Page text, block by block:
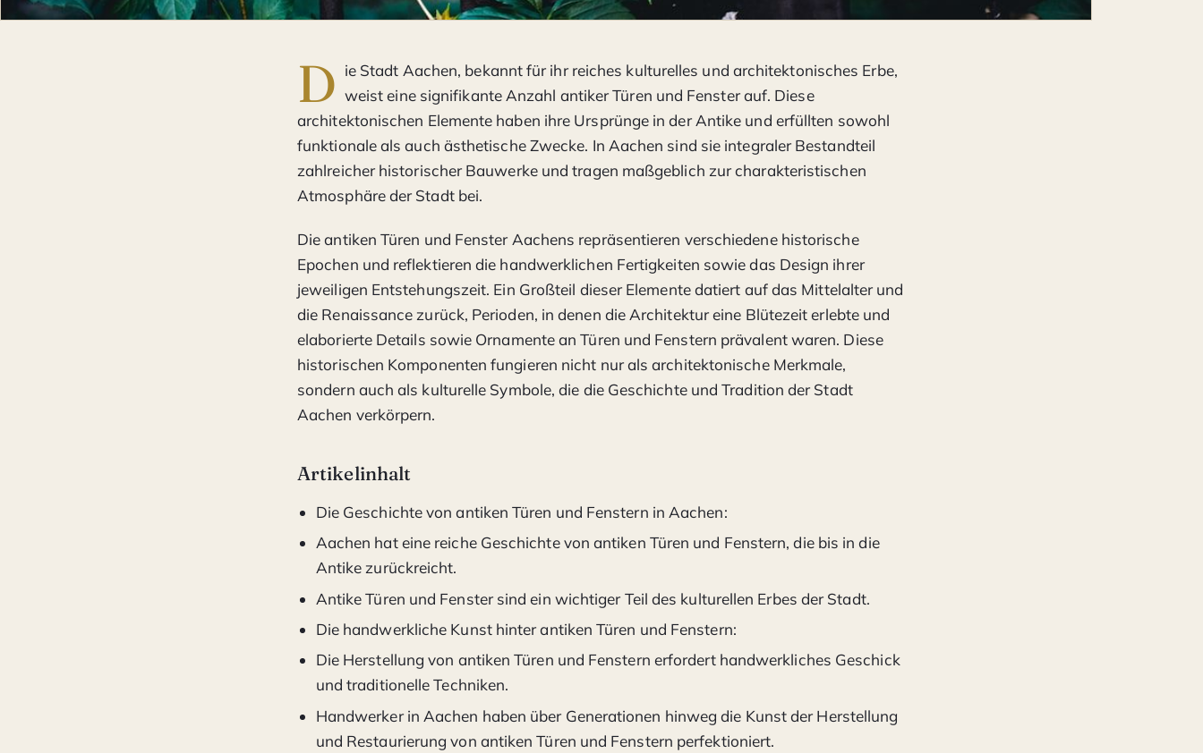
D ie Stadt Aachen, bekannt für ihr reiches kulturelles und architektonisches Erbe,
weist eine signifikante Anzahl antiker Türen und Fenster auf. Diese
architektonischen Elemente haben ihre Ursprünge in der Antike und erfüllten sowohl
funktionale als auch ästhetische Zwecke. In Aachen sind sie integraler Bestandteil
zahlreicher historischer Bauwerke und tragen maßgeblich zur charakteristischen
Atmosphäre der Stadt bei.
Die antiken Türen und Fenster Aachens repräsentieren verschiedene historische
Epochen und reflektieren die handwerklichen Fertigkeiten sowie das Design ihrer
jeweiligen Entstehungszeit. Ein Großteil dieser Elemente datiert auf das Mittelalter und
die Renaissance zurück, Perioden, in denen die Architektur eine Blütezeit erlebte und
elaborierte Details sowie Ornamente an Türen und Fenstern prävalent waren. Diese
historischen Komponenten fungieren nicht nur als architektonische Merkmale,
sondern auch als kulturelle Symbole, die die Geschichte und Tradition der Stadt
Aachen verkörpern.
Artikelinhalt
Die Geschichte von antiken Türen und Fenstern in Aachen:
Aachen hat eine reiche Geschichte von antiken Türen und Fenstern, die bis in die
Antike zurückreicht.
Antike Türen und Fenster sind ein wichtiger Teil des kulturellen Erbes der Stadt.
Die handwerkliche Kunst hinter antiken Türen und Fenstern:
Die Herstellung von antiken Türen und Fenstern erfordert handwerkliches Geschick
und traditionelle Techniken.
Handwerker in Aachen haben über Generationen hinweg die Kunst der Herstellung
und Restaurierung von antiken Türen und Fenstern perfektioniert.